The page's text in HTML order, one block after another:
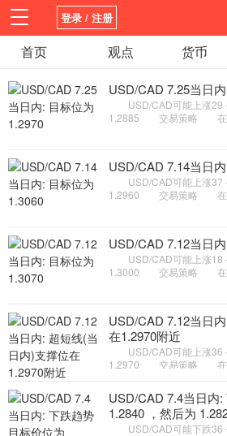
登录 / 注册
首页 新闻 观点
平台
指标EA 书籍
首页 观点 货币
USD/CAD 7.25当日
USD/CAD可能上涨
1.2885 交易策略 在
USD/CAD 7.14当日
USD/CAD可能上涨
1.2960 交易策略 在
USD/CAD 7.12当日
USD/CAD可能上涨
1.3000 交易策略 在
USD/CAD 7.12当日
在1.2970附近
USD/CAD可能上涨
1.2970 交易策略 在
USD/CAD 7.4当日内
1.2840 ，然后为
USD/CAD可能下跌